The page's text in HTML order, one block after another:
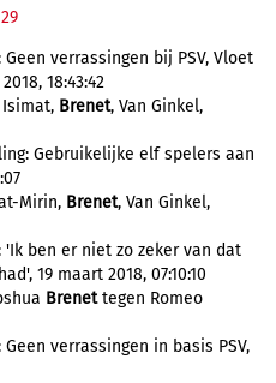
29
verrassingen bij PSV, Vloet
18:43:42
Isimat, Brenet, Van Ginkel,
Gebruikelijke elf spelers aan
Mirin, Brenet, Van Ginkel,
ben er niet zo zeker van dat
19 maart 2018, 07:10:10
Brenettegen Romeo
verrassingen in basis PSV,